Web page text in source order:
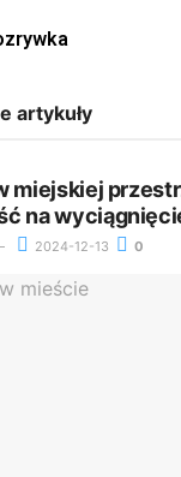
artykuły
miejskiej
na
2024-12-13 0